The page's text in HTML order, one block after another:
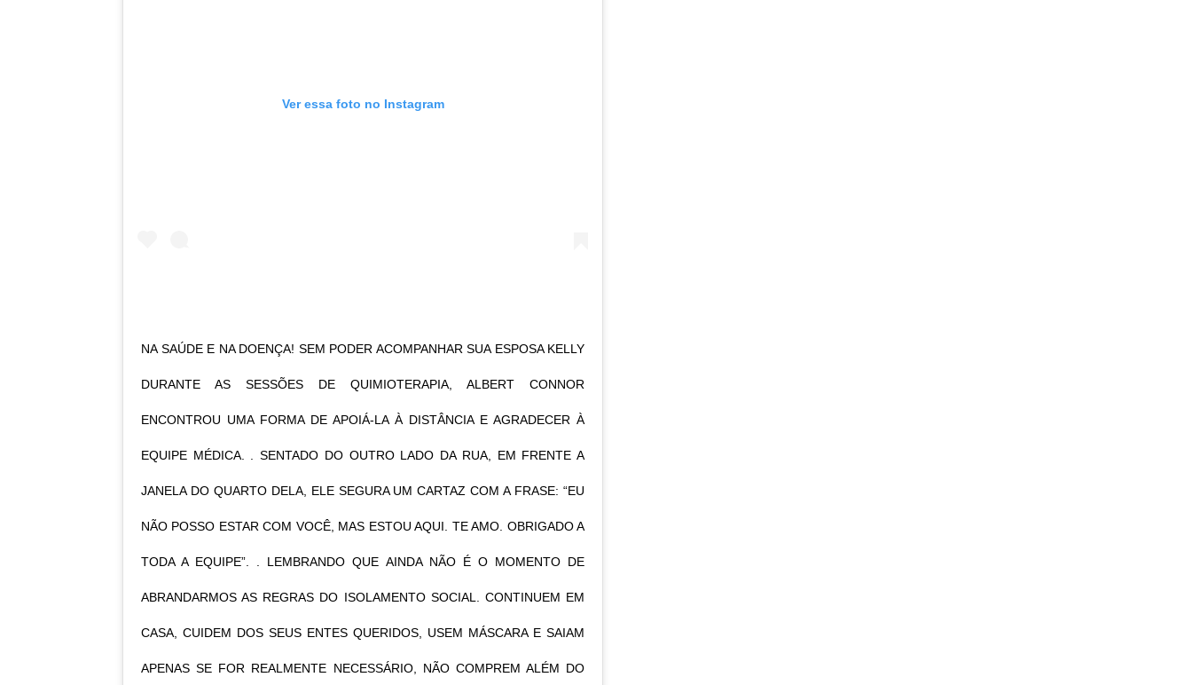
Ver essa foto no Instagram
NA SAÚDE E NA DOENÇA! SEM PODER ACOMPANHAR SUA ESPOSA KELLY
DURANTE AS SESSÕES DE QUIMIOTERAPIA, ALBERT CONNOR
ENCONTROU UMA FORMA DE APOIÁ-LA À DISTÂNCIA E AGRADECER À
EQUIPE MÉDICA. . SENTADO DO OUTRO LADO DA RUA, EM FRENTE A
JANELA DO QUARTO DELA, ELE SEGURA UM CARTAZ COM A FRASE: “EU
NÃO POSSO ESTAR COM VOCÊ, MAS ESTOU AQUI. TE AMO. OBRIGADO A
TODA A EQUIPE”. . LEMBRANDO QUE AINDA NÃO É O MOMENTO DE
ABRANDARMOS AS REGRAS DO ISOLAMENTO SOCIAL. CONTINUEM EM
CASA, CUIDEM DOS SEUS ENTES QUERIDOS, USEM MÁSCARA E SAIAM
APENAS SE FOR REALMENTE NECESSÁRIO, NÃO COMPREM ALÉM DO